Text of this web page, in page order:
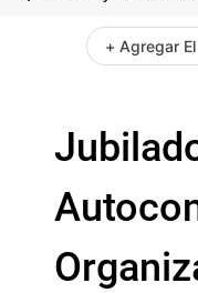
+ Agregar